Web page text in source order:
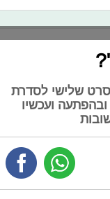
סרט שלישי לסדרת
ועכשיו